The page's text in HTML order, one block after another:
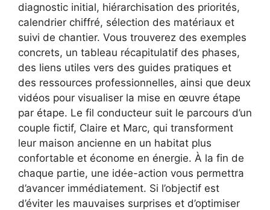
diagnostic initial, hiérarchisation des priorités,
calendrier chiffré, sélection des matériaux et
suivi de chantier. Vous trouverez des exemples
concrets, un tableau récapitulatif des phases,
des liens utiles vers des guides pratiques et
des ressources professionnelles, ainsi que deux
vidéos pour visualiser la mise en œuvre étape
par étape. Le fil conducteur suit le parcours d’un
couple fictif, Claire et Marc, qui transforment
leur maison ancienne en un habitat plus
confortable et économe en énergie. À la fin de
chaque partie, une idée-action vous permettra
d’avancer immédiatement. Si l’objectif est
d’éviter les mauvaises surprises et d’optimiser